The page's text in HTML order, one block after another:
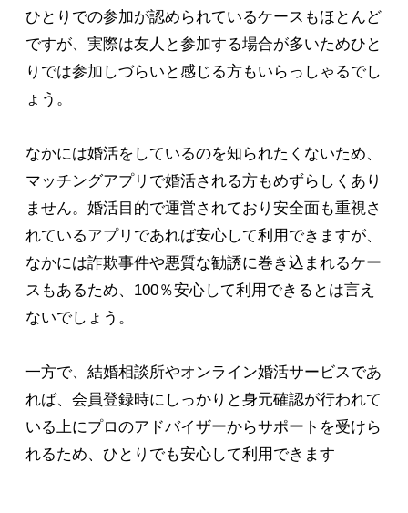
ひとりでの参加が認められているケースもほとんど
ですが、実際は友人と参加する場合が多いためひと
りでは参加しづらいと感じる方もいらっしゃるでし
ょう。
なかには婚活をしているのを知られたくないため、
マッチングアプリで婚活される方もめずらしくあり
ません。婚活目的で運営されており安全面も重視さ
れているアプリであれば安心して利用できますが、
なかには詐欺事件や悪質な勧誘に巻き込まれるケー
スもあるため、100％安心して利用できるとは言え
ないでしょう。
一方で、結婚相談所やオンライン婚活サービスであ
れば、会員登録時にしっかりと身元確認が行われて
いる上にプロのアドバイザーからサポートを受けら
れるため、ひとりでも安心して利用できます